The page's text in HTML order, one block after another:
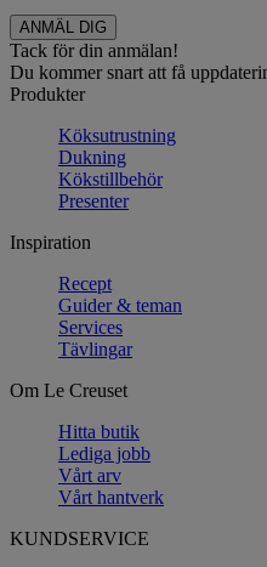
Tack för din anmälan!
Du kommer snart att få
Produkter
Köksutrustning
Dukning
Kökstillbehör
Presenter
Inspiration
Recept
Guider & teman
Services
Tävlingar
Om Le Creuset
Hitta butik
Lediga jobb
Vårt arv
Vårt hantverk
KUNDSERVICE